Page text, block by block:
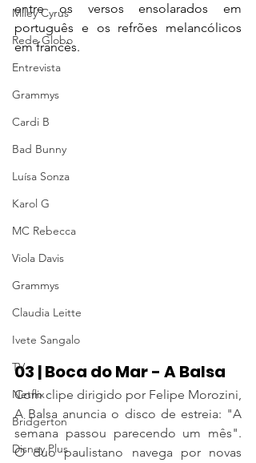
Miley Cyrus
Rede Globo
Entrevista
Grammys
Cardi B
Bad Bunny
Luísa Sonza
Karol G
MC Rebecca
Viola Davis
Grammys
Claudia Leitte
Ivete Sangalo
TV
Netflix
Bridgerton
Disney Plus
entre os versos ensolarados em
português e os refrões melancólicos
em francês.
03 | Boca do Mar - A Balsa
Com clipe dirigido por Felipe Morozini,
A Balsa anuncia o disco de estreia: "A
semana passou parecendo um mês".
O duo paulistano navega por novas